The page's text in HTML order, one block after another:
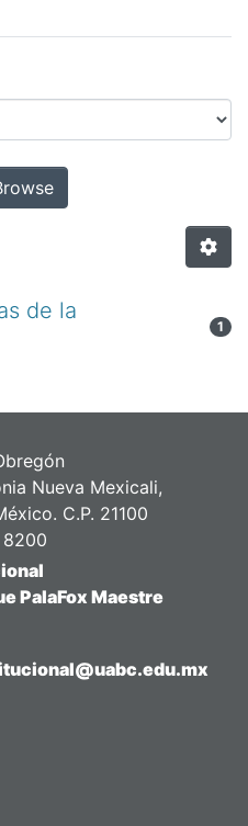
datos by Subject
de la
1
Nueva Mexicali,
C.P. 21100
PalaFox Maestre